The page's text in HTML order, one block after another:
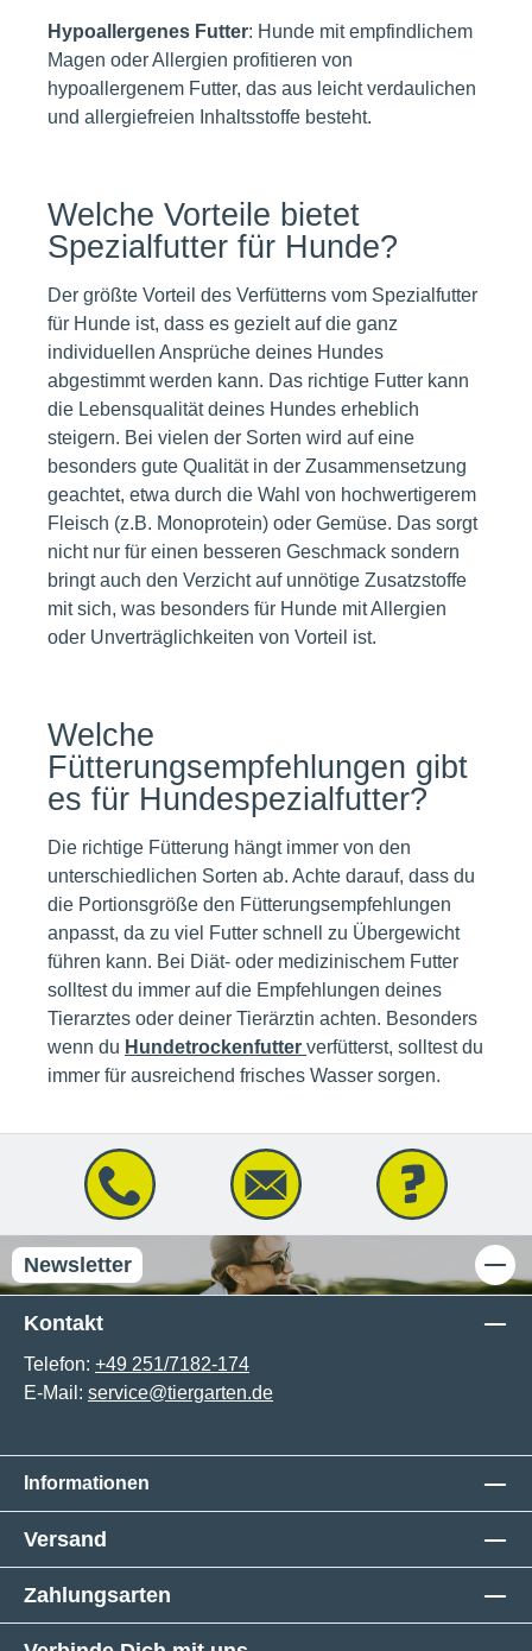
Hypoallergenes Futter: Hunde mit empfindlichem
Magen oder Allergien profitieren von
hypoallergenem Futter, das aus leicht verdaulichen
und allergiefreien Inhaltsstoffe besteht.
Welche Vorteile bietet
Spezialfutter für Hunde?
Der größte Vorteil des Verfütterns vom Spezialfutter
für Hunde ist, dass es gezielt auf die ganz
individuellen Ansprüche deines Hundes
abgestimmt werden kann. Das richtige Futter kann
die Lebensqualität deines Hundes erheblich
steigern. Bei vielen der Sorten wird auf eine
besonders gute Qualität in der Zusammensetzung
geachtet, etwa durch die Wahl von hochwertigerem
Fleisch (z.B. Monoprotein) oder Gemüse. Das sorgt
nicht nur für einen besseren Geschmack sondern
bringt auch den Verzicht auf unnötige Zusatzstoffe
mit sich, was besonders für Hunde mit Allergien
oder Unverträglichkeiten von Vorteil ist.
Welche
Fütterungsempfehlungen gibt
es für Hundespezialfutter?
Die richtige Fütterung hängt immer von den
unterschiedlichen Sorten ab. Achte darauf, dass du
die Portionsgröße den Fütterungsempfehlungen
anpasst, da zu viel Futter schnell zu Übergewicht
führen kann. Bei Diät- oder medizinischem Futter
solltest du immer auf die Empfehlungen deines
Tierarztes oder deiner Tierärztin achten. Besonders
wenn du Hundetrockenfutter verfütterst, solltest du
immer für ausreichend frisches Wasser sorgen.
Newsletter
Kontakt
Telefon: +49 251/7182-174
E-Mail: service@tiergarten.de
Informationen
Versand
Zahlungsarten